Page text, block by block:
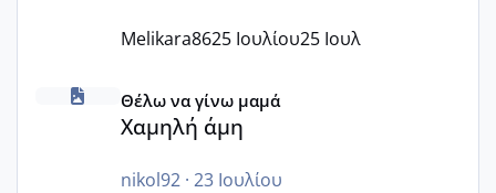
Melikara8625 Ιουλίου25 Ιουλ
Χαμηλή άμη
Θέλω να γίνω μαμά
Χαμηλή άμη
nikol92· 23 Ιουλίου